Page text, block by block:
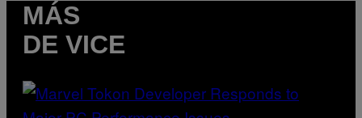
MÁS
DE VICE